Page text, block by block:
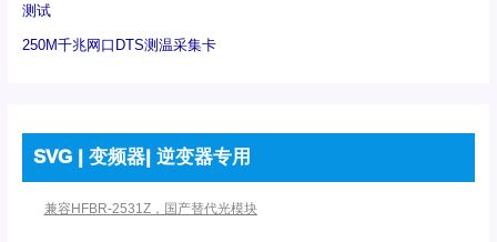
测试
250M千兆网口DTS测温采集卡
SVG | 变频器| 逆变器专用
兼容HFBR-2531Z，国产替代光模块